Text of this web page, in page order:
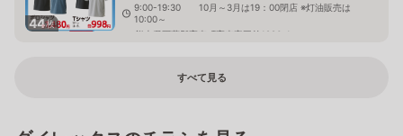
44枚
9:00-19:30 10月～3月は19：00閉店 ※灯油販売は
10:00～
熊本県阿蘇郡高森町高森字豆前1986-1
すべて見る